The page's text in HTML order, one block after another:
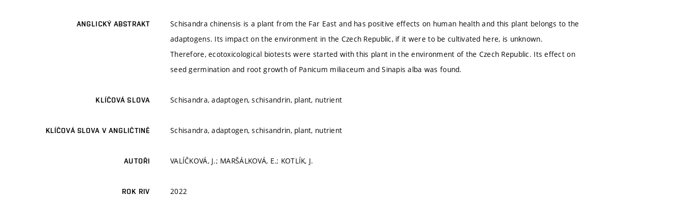
ANGLICKÝ ABSTRAKT
Schisandra chinensis is a plant from the Far East and has positive effects on human health and this plant belongs to the
adaptogens. Its impact on the environment in the Czech Republic, if it were to be cultivated here, is unknown.
Therefore, ecotoxicological biotests were started with this plant in the environment of the Czech Republic. Its effect on
seed germination and root growth of Panicum miliaceum and Sinapis alba was found.
KLÍČOVÁ SLOVA Schisandra, adaptogen, schisandrin, plant, nutrient
KLÍČOVÁ SLOVA V ANGLIČTINĚ Schisandra, adaptogen, schisandrin, plant, nutrient
AUTOŘI VALÍČKOVÁ, J.; MARŠÁLKOVÁ, E.; KOTLÍK, J.
ROK RIV 2022